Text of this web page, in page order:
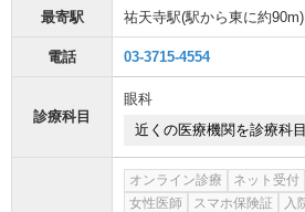
最寄駅 祐天寺駅(駅から東に約90m)
電話 03-3715-4554
診療科目
眼科
近くの医療機関を診療科
オンライン診療 ネット受付
女性医師
スマホ保険証 入